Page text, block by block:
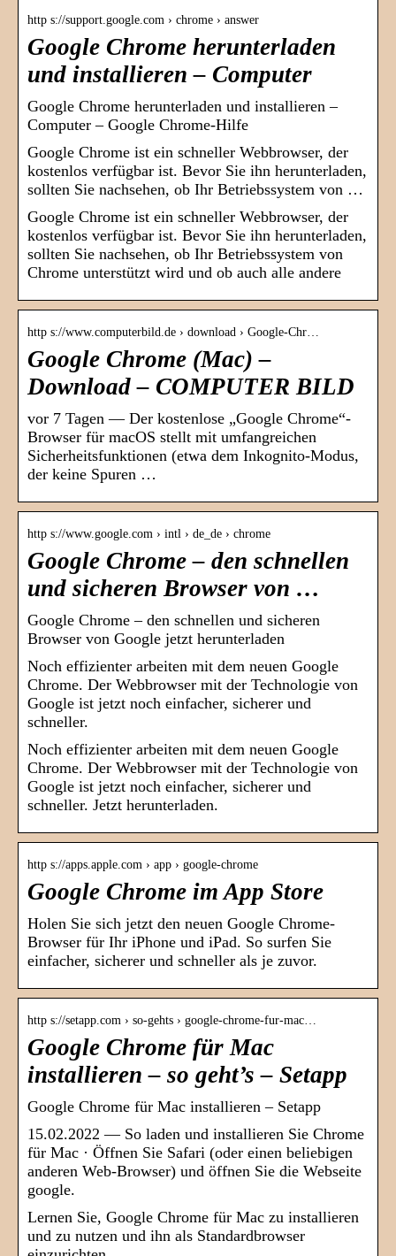
http s://support.google.com › chrome › answer
Google Chrome herunterladen
und installieren – Computer
Google Chrome herunterladen und installieren –
Computer – Google Chrome-Hilfe
Google Chrome ist ein schneller Webbrowser, der
kostenlos verfügbar ist. Bevor Sie ihn herunterladen,
sollten Sie nachsehen, ob Ihr Betriebssystem von …
Google Chrome ist ein schneller Webbrowser, der
kostenlos verfügbar ist. Bevor Sie ihn herunterladen,
sollten Sie nachsehen, ob Ihr Betriebssystem von
Chrome unterstützt wird und ob auch alle andere
http s://www.computerbild.de › download › Google-Chr…
Google Chrome (Mac) –
Download – COMPUTER BILD
vor 7 Tagen — Der kostenlose „Google Chrome“-
Browser für macOS stellt mit umfangreichen
Sicherheitsfunktionen (etwa dem Inkognito-Modus,
der keine Spuren …
http s://www.google.com › intl › de_de › chrome
Google Chrome – den schnellen
und sicheren Browser von …
Google Chrome – den schnellen und sicheren
Browser von Google jetzt herunterladen
Noch effizienter arbeiten mit dem neuen Google
Chrome. Der Webbrowser mit der Technologie von
Google ist jetzt noch einfacher, sicherer und
schneller.
Noch effizienter arbeiten mit dem neuen Google
Chrome. Der Webbrowser mit der Technologie von
Google ist jetzt noch einfacher, sicherer und
schneller. Jetzt herunterladen.
http s://apps.apple.com › app › google-chrome
Google Chrome im App Store
Holen Sie sich jetzt den neuen Google Chrome-
Browser für Ihr iPhone und iPad. So surfen Sie
einfacher, sicherer und schneller als je zuvor.
http s://setapp.com › so-gehts › google-chrome-fur-mac…
Google Chrome für Mac
installieren – so geht’s – Setapp
Google Chrome für Mac installieren – Setapp
15.02.2022 — So laden und installieren Sie Chrome
für Mac · Öffnen Sie Safari (oder einen beliebigen
anderen Web-Browser) und öffnen Sie die Webseite
google.
Lernen Sie, Google Chrome für Mac zu installieren
und zu nutzen und ihn als Standardbrowser